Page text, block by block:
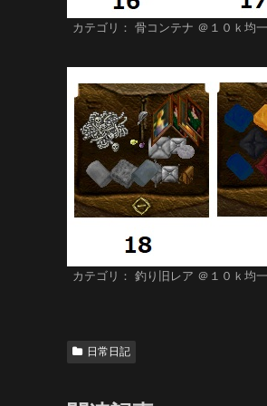
カテゴリ： 骨コンテナ ＠１０ｋ均
カテゴリ： 釣り旧レア ＠１０ｋ均
日常日記